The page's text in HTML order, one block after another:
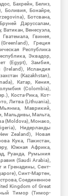
Бахрейн, Белиз,
Боливия, Бонайре,
Ботсвана,
Даруссалам,
Ватикан, Венесуэла,
Гвинея,
Греция
Республика
Эквадор,
(Egypt), Замбия,
(Ireland), Исландия
(Kazakhstan),
Катар, Кения,
(Colombia),
Коста-Рика, Кот-
Литва (Lithuania),
Маврикий,
Мальдивы, Мальта,
(Moldova), Монако,
Нидерланды
Zealand), Новая
Кука, Пакистан,
Южная Африка,
Руанда, Румыния
(Saudi Arabia),
и Гренадины, Сент-
Синт-Мартен,
Соединенное
Kingdom of Great
Тимор (Тимор-